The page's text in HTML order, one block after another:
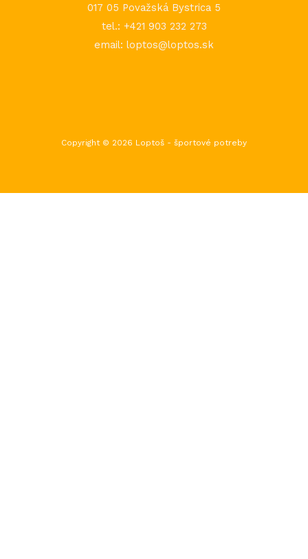
017 05 Považská Bystrica 5
tel.: +421 903 232 273
email: loptos@loptos.sk
Copyright © 2026 Loptoš - športové potreby